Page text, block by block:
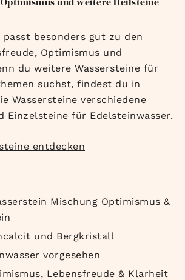
passt besonders gut zu den
Optimismus und
du weitere Wassersteine für
suchst, findest du in
Wassersteine verschiedene
Einzelsteine für Edelsteinwasser.
entdecken
Mischung Optimismus &
und Bergkristall
vorgesehen
Lebensfreude & Klarheit